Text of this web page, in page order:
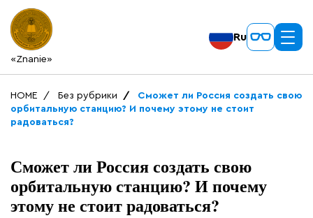
«Znanie»
Ru
HOME Без рубрики
Сможет ли Россия создать свою
орбитальную станцию? И почему этому не стоит
радоваться?
Сможет ли Россия создать свою
орбитальную станцию? И почему
этому не стоит радоваться?